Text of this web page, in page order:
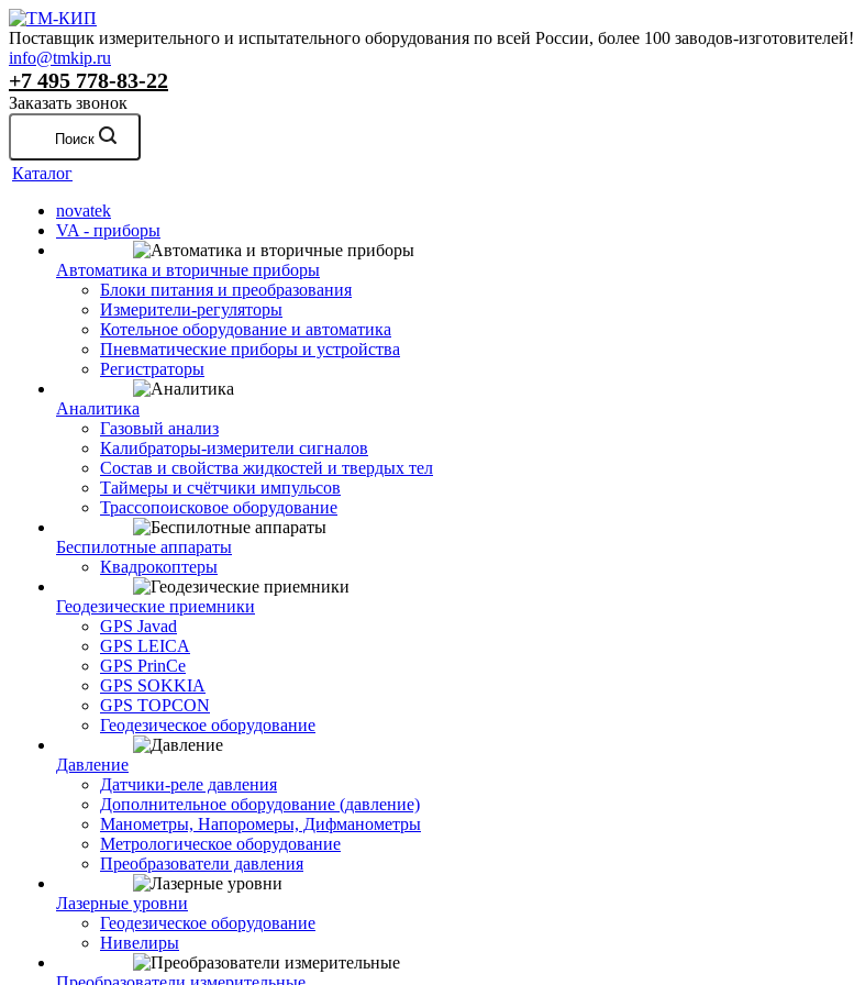
Поставщик измерительного и испытательного оборудования по всей России, более 100 заводов-изготовителей!
info@tmkip.ru
+7 495 778-83-22
Заказать звонок
Поиск
Каталог
novatek
VA - приборы
Автоматика и вторичные приборы
Блоки питания и преобразования
Измерители-регуляторы
Котельное оборудование и автоматика
Пневматические приборы и устройства
Регистраторы
Аналитика
Газовый анализ
Калибраторы-измерители сигналов
Состав и свойства жидкостей и твердых тел
Таймеры и счётчики импульсов
Трассопоисковое оборудование
Беспилотные аппараты
Квадрокоптеры
Геодезические приемники
GPS Javad
GPS LEICA
GPS PrinCe
GPS SOKKIA
GPS TOPCON
Геодезическое оборудование
Давление
Датчики-реле давления
Дополнительное оборудование (давление)
Манометры, Напоромеры, Дифманометры
Метрологическое оборудование
Преобразователи давления
Лазерные уровни
Геодезическое оборудование
Нивелиры